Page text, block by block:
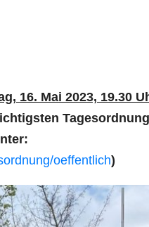
16. Mai 2023, 19.30
oeffentlich)